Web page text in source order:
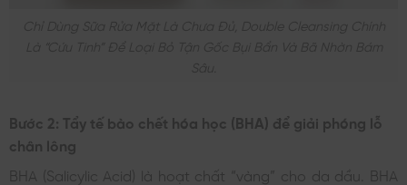
Chỉ Dùng Sữa Rửa Mặt Là Chưa Đủ, Double Cleansing Chính
Là “cứu Tinh” Để Loại Bỏ Tận Gốc Bụi Bẩn Và Bã Nhờn Bám
Sâu.
Bước 2: Tẩy tế bào chết hóa học (BHA) để giải phóng lỗ
chân lông
BHA (Salicylic Acid) là hoạt chất “vàng” cho da dầu. BHA